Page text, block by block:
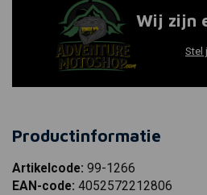
Wij zijn
Stel
Productinformatie
Artikelcode: 99-1266
EAN-code: 4052572212806